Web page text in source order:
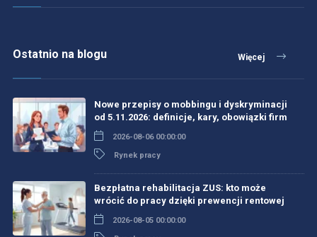
Ostatnio na blogu Więcej
Nowe przepisy o mobbingu i dyskryminacji
od 5.11.2026: definicje, kary, obowiązki firm
2026-08-06 00:00:00
Rynek pracy
Bezpłatna rehabilitacja ZUS: kto może
wrócić do pracy dzięki prewencji rentowej
2026-08-05 00:00:00